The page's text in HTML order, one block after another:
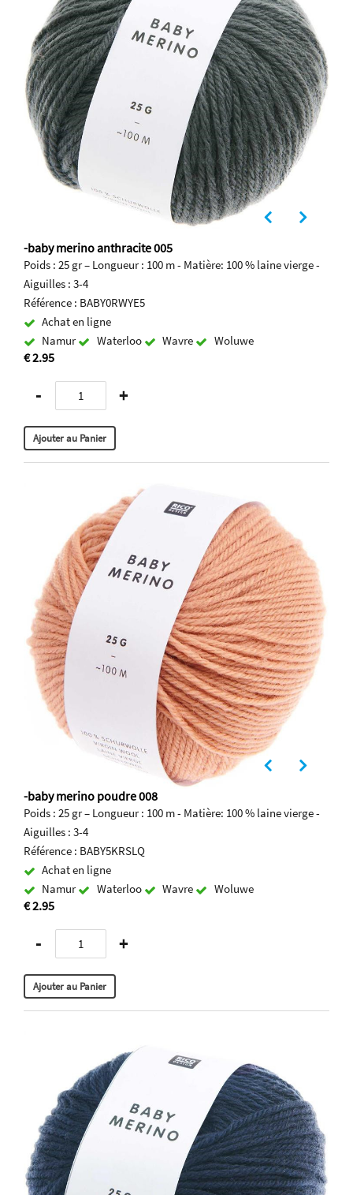
-baby merino anthracite 005
Poids : 25 gr – Longueur : 100 m - Matière: 100 % laine vierge -
Aiguilles : 3-4
Référence : BABY0RWYE5
Achat en ligne
Namur
Waterloo Wavre Woluwe
€ 2.95
- +
-baby merino poudre 008
Poids : 25 gr – Longueur : 100 m - Matière: 100 % laine vierge -
Aiguilles : 3-4
Référence : BABY5KRSLQ
Achat en ligne
Namur
Waterloo Wavre Woluwe
€ 2.95
- +